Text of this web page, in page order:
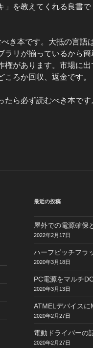
」を教えてくれる良書で
き本です。大抵の言語
ラリが揃っているから簡
権があります。市場に出
ろか回収、返金です。
ら必ず読むべき本です
最近の投稿
屋外での電源確保
2022年2月17日
ハーフピッチフラ
2020年3月18日
PC電源をマルチ
2020年3月13日
ATMELデバイスに
2020年2月27日
電動ドライバーの
2020年2月27日